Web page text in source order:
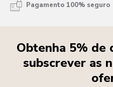
Pagamento 100% seguro
Obtenha 5% de
subscrever as